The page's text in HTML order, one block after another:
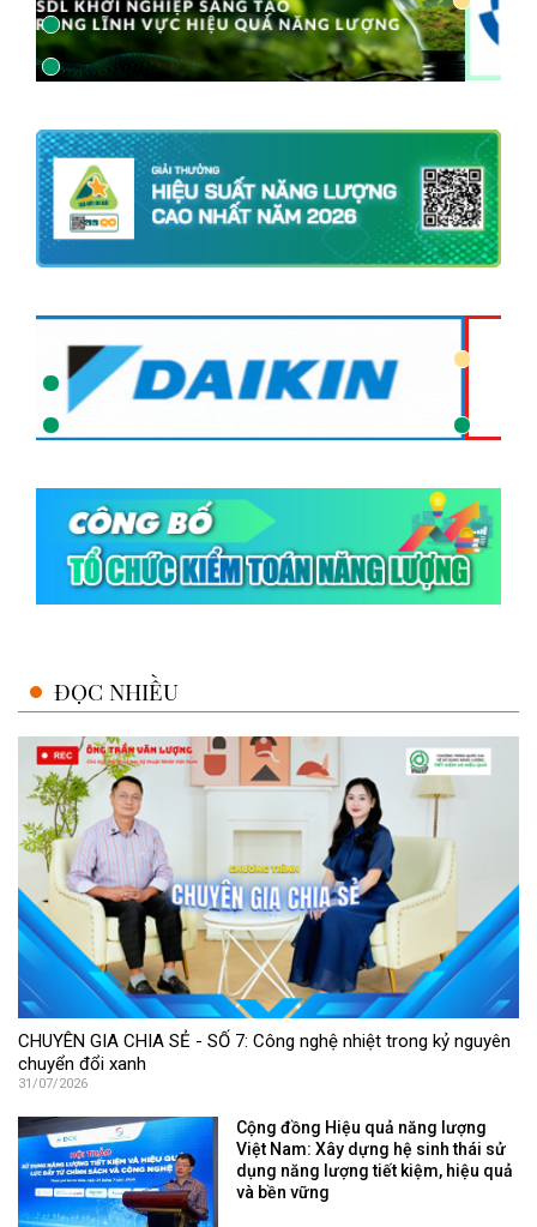
ĐỌC NHIỀU
CHUYÊN GIA CHIA SẺ - SỐ 7: Công nghệ nhiệt trong kỷ nguyên
chuyển đổi xanh
31/07/2026
Cộng đồng Hiệu quả năng lượng
Việt Nam: Xây dựng hệ sinh thái sử
dụng năng lượng tiết kiệm, hiệu quả
và bền vững